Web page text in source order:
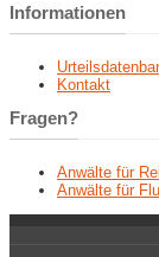
Informationen
Kontakt
Fragen?
Anwälte für
Anwälte für